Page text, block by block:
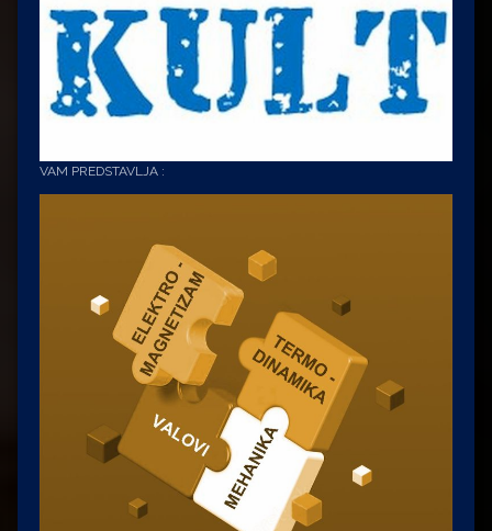
VAM PREDSTAVLJA :